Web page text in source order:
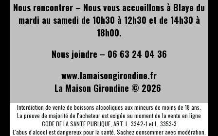
Nous rencontrer – Nous vous accueillons à Blaye du
mardi au samedi de 10h30 à 12h30 et de 14h30 à
18h00.
Nous joindre – 06 63 24 04 36
www.lamaisongirondine.fr
La Maison Girondine © 2026
Interdiction de vente de boissons alcooliques aux mineurs de moins de 18 ans.
La preuve de majorité de l'acheteur est exigée au moment de la vente en ligne
CODE DE LA SANTE PUBLIQUE, ART. L. 3342-1 et L. 3353-3
L'abus d'alcool est dangereux pour la santé. Sachez consommer avec modération.